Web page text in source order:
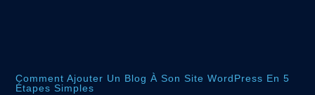
Comment Ajouter Un Blog À Son Site WordPress En 5
Étapes Simples